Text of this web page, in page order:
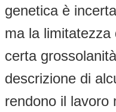
genetica è
ma la
certa
descrizione di
rendono il lavoro